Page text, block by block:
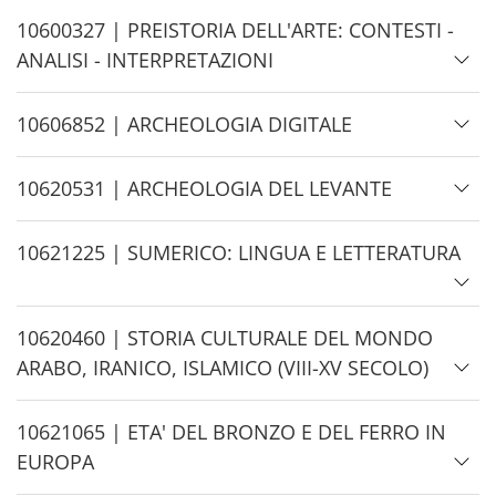
e
H
i
d
e
10600327 | PREISTORIA DELL'ARTE: CONTESTI -
ANALISI - INTERPRETAZIONI
H
i
d
e
10606852 | ARCHEOLOGIA DIGITALE
H
i
d
10620531 | ARCHEOLOGIA DEL LEVANTE
H
d
e
10621225 | SUMERICO: LINGUA E LETTERATURA
H
i
d
e
10620460 | STORIA CULTURALE DEL MONDO
ARABO, IRANICO, ISLAMICO (VIII-XV SECOLO)
H
i
10621065 | ETA' DEL BRONZO E DEL FERRO IN
EUROPA